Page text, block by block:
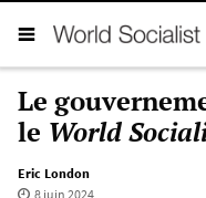
Le
le World
Eric London
8 juin 2024